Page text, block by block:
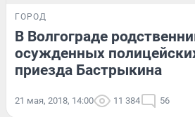
ГОРОД
В Волгограде
осужденных
приезда Бастрыкина
21 мая, 2018, 14:00 11 384 56